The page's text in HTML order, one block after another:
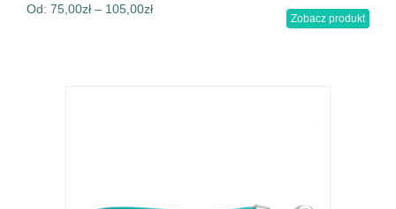
Od: 75,00zł – 105,00zł
Zobacz produkt